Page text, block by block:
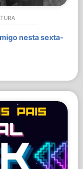
nesta sexta-